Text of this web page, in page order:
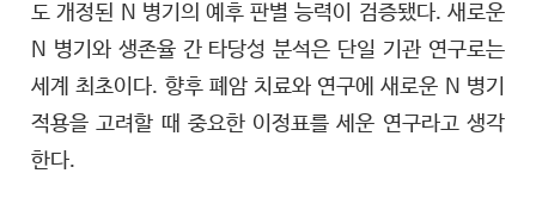
도 개정된 N 병기의 예후 판별 능력이 검증됐다. 새로운
N 병기와 생존율 간 타당성 분석은 단일 기관 연구로는
세계 최초이다. 향후 폐암 치료와 연구에 새로운 N 병기
적용을 고려할 때 중요한 이정표를 세운 연구라고 생각
한다.